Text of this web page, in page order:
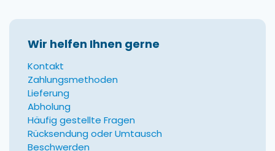
Wir helfen Ihnen gerne
Kontakt
Zahlungsmethoden
Lieferung
Abholung
Häufig gestellte Fragen
Rücksendung oder Umtausch
Beschwerden